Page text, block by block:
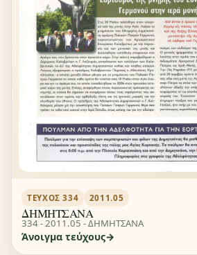
ΤΕΎΧΟΣ 334 2011.05
ΔΗΜΗΤΣΑΝΑ
334 - 2011.05 - ΔΗΜΗΤΣΑΝΑ
Άνοιγμα τεύχους